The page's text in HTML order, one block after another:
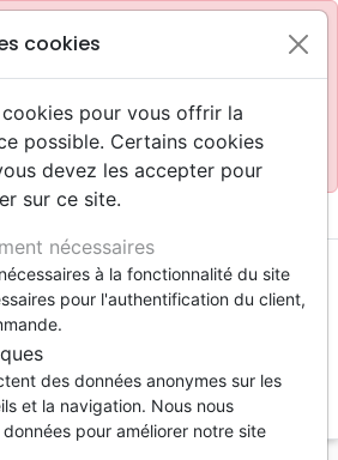
professionnels
: Se connecter
: La Maison de la Bible
cookies
pour vous offrir la
possible. Certains cookies
devez les accepter pour
sur ce site.
nécessaires
à la fonctionnalité du site
pour l'authentification du client,
des données anonymes sur les
et la navigation. Nous nous
pour améliorer notre site